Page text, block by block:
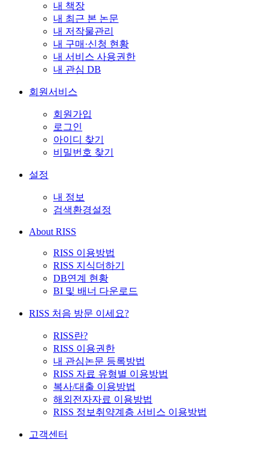
내 책장
내 최근 본 논문
내 저작물관리
내 구매·신청 현황
내 서비스 사용권한
내 관심 DB
회원서비스
회원가입
로그인
아이디 찾기
비밀번호 찾기
설정
내 정보
검색환경설정
About RISS
RISS 이용방법
RISS 지식더하기
DB연계 현황
BI 및 배너 다운로드
RISS 처음 방문 이세요?
RISS란?
RISS 이용권한
내 관심논문 등록방법
RISS 자료 유형별 이용방법
복사/대출 이용방법
해외전자자료 이용방법
RISS 정보취약계층 서비스 이용방법
고객센터